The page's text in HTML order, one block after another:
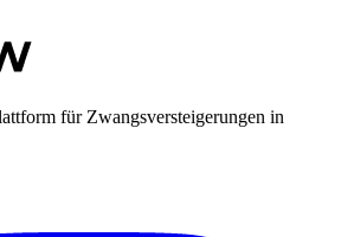
für Zwangsversteigerungen in